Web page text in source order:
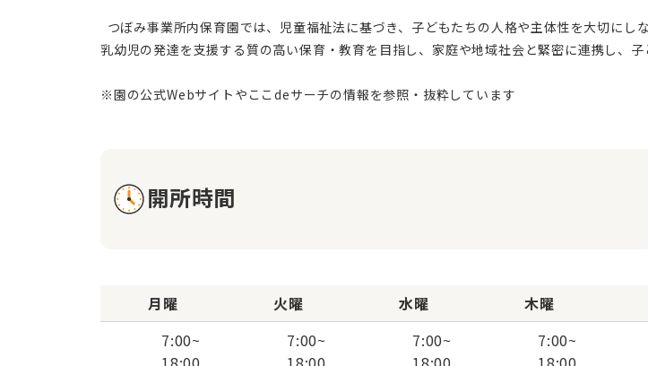
乳幼児の発達を支援する質の高い保育・教育を目指し、家庭や地域社会と緊密に連携し、
開所時間
月曜
7:00~
火曜
7:00~
水曜
7:00~
木曜
7:00~